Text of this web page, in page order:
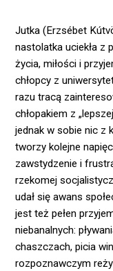
Jutka (Erzsébet
nastolatka uciekła z
życia, miłości i
chłopcy z
razu tracą
chłopakiem z
jednak w sobie nic z
tworzy kolejne
zawstydzenie i
rzekomej
udał się awans
jest też pełen
niebanalnych:
chaszczach, picia
rozpoznawczym